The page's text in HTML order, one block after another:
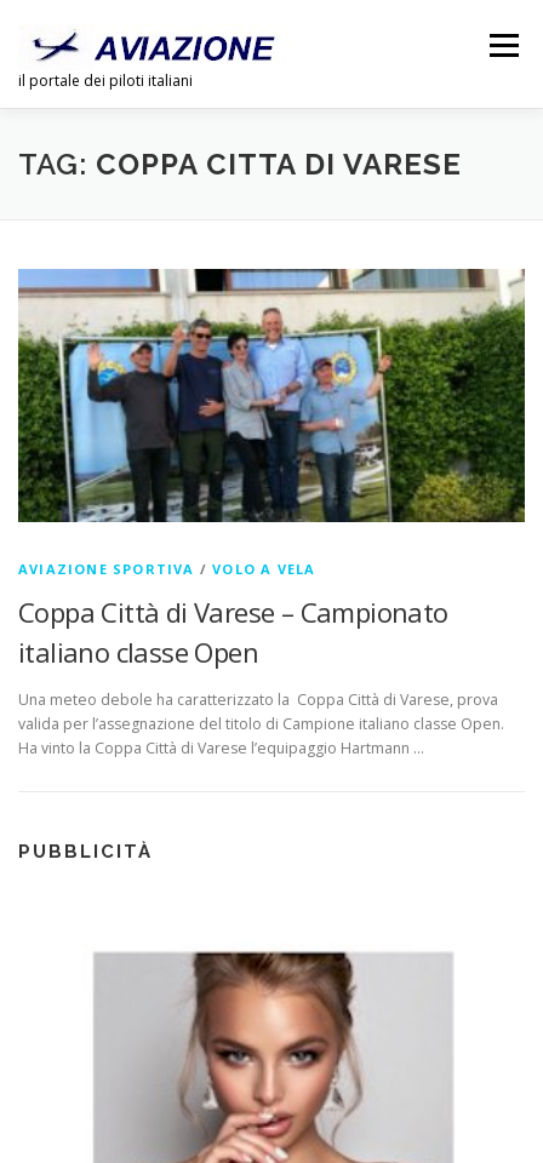
contenuto
il portale dei piloti italiani
Menu
CHI SIAMO PUBBLICITÀ LINK DOSSIER
TAG: COPPA CITTA DI VARESE
AVIAZIONE SPORTIVA /VOLO A VELA
Coppa Città di Varese – Campionato
italiano classe Open
Una meteo debole ha caratterizzato la Coppa Città di Varese, prova
valida per l’assegnazione del titolo di Campione italiano classe Open.
Ha vinto la Coppa Città di Varese l’equipaggio Hartmann …
PUBBLICITÀ